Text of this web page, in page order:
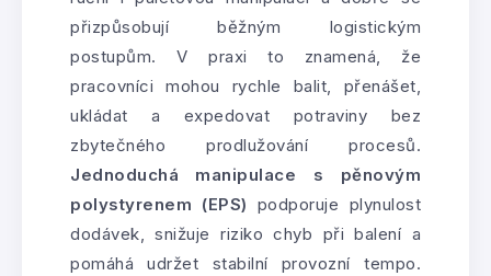
přizpůsobují běžným logistickým
postupům. V praxi to znamená, že
pracovníci mohou rychle balit, přenášet,
ukládat a expedovat potraviny bez
zbytečného prodlužování procesů.
Jednoduchá manipulace s pěnovým
polystyrenem (EPS) podporuje plynulost
dodávek, snižuje riziko chyb při balení a
pomáhá udržet stabilní provozní tempo.